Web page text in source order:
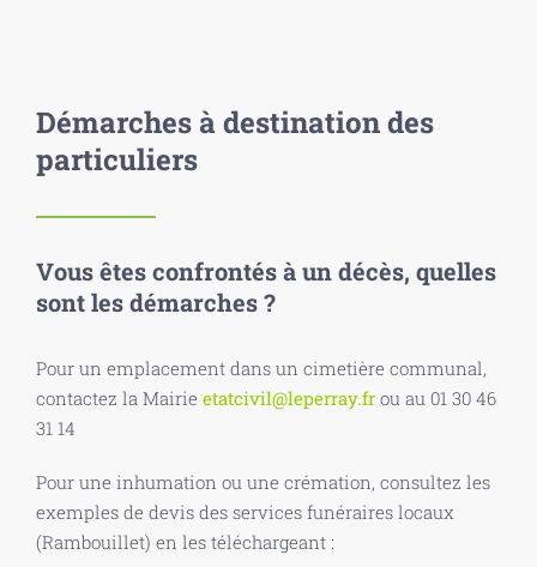
Démarches à destination des
particuliers
Vous êtes confrontés à un décès, quelles
sont les démarches ?
Pour un emplacement dans un cimetière communal,
contactez la Mairie etatcivil@leperray.fr ou au 01 30 46
31 14
Pour une inhumation ou une crémation, consultez les
exemples de devis des services funéraires locaux
(Rambouillet) en les téléchargeant :